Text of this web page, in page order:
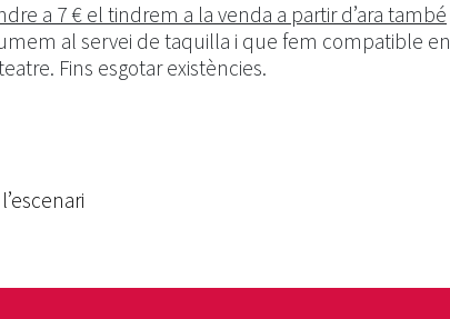
a 7 € el tindrem a la venda a partir d’ara també
al servei de taquilla i que fem compatible en
Fins esgotar existències.